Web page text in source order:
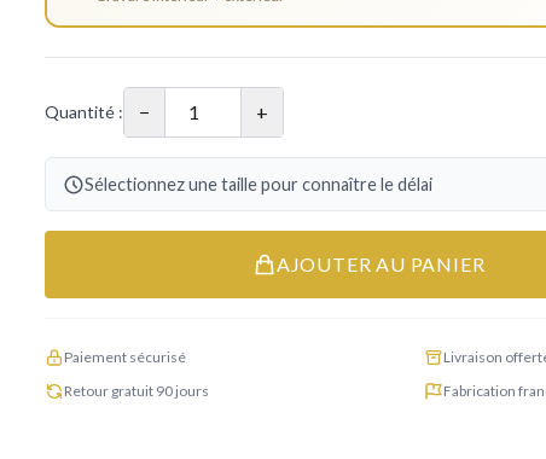
Quantité : − +
Sélectionnez une taille pour connaître le délai
AJOUTER AU PANIER
Paiement sécurisé
Livraison
Retour gratuit 90 jours
Fabrication